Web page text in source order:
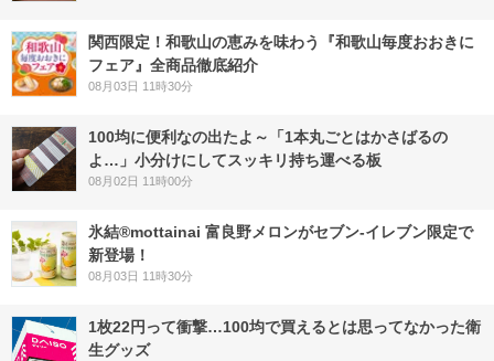
関西限定！和歌山の恵みを味わう『和歌山毎度おおきに
フェア』全商品徹底紹介
08月03日 11時30分
100均に便利なの出たよ～「1本丸ごとはかさばるの
よ…」小分けにしてスッキリ持ち運べる板
08月02日 11時00分
氷結®mottainai 富良野メロンがセブン‐イレブン限定で
新登場！
08月03日 11時30分
1枚22円って衝撃…100均で買えるとは思ってなかった衛
生グッズ